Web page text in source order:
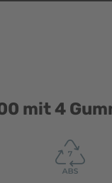
mit 4